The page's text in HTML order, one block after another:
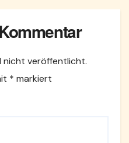
nicht veröffentlicht.
* markiert